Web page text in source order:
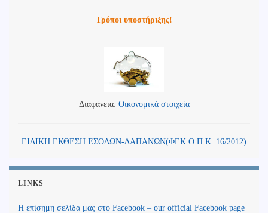
Τρόποι υποστήριξης!
Διαφάνεια: Οικονομικά στοιχεία
ΕΙΔΙΚΗ ΕΚΘΕΣΗ ΕΣΟΔΩΝ-ΔΑΠΑΝΩΝ(ΦΕΚ Ο.Π.Κ. 16/2012)
LINKS
Η επίσημη σελίδα μας στο Facebook – our official Facebook page